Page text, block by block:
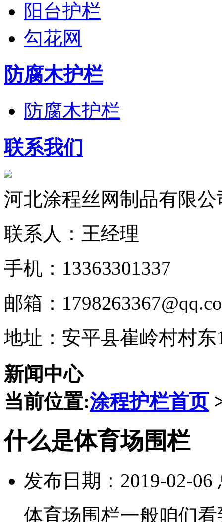
阳台护栏
勾花网
防腐木护栏
防腐木护栏
联系我们
河北涂程丝网制品有限公
联系人：王经理
手机：13363301337
邮箱：
地址：安平县崔岭村村东
新闻中心
当前位置:涂程护栏首页
什么是体育场围栏
发布日期：2019-02-06
体育场围栏一般咱们看